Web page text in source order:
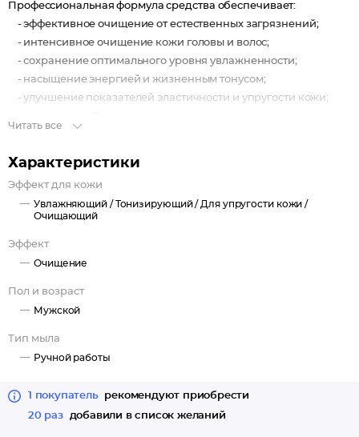
Профессиональная формула средства обеспечивает:
- эффективное очищение от естественных загрязнений;
- интенсивное очищение кожи головы и волос;
- сохранение оптимального уровня увлажненности;
- насыщение энергией и жизненным тонусом;
- улучшение показателей эластичности и упругости кожи;
изменений;
- предупреждение появления и развития несовершенств
кожи;
Читать все
Характеристики
Эффект для кожи
Увлажняющий /Тонизирующий / Для упругости кожи /
Очищающий
Эффект
Очищение
Пол и возраст
Мужской
Тип мыла
Ручной работы
1 покупатель
рекомендуют приобрести
20 раз
добавили в список желаний